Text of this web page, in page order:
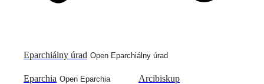
Eparchiálny úrad Open Eparchiálny úrad
Eparchia Open Eparchia Arcibiskup